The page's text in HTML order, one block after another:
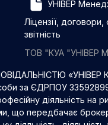
УНІВЕР
Ліцензії, договори,
звітність
ТОВ "КУА "УНІВЕР
«УНІВЕР
за ЄДРПОУ
діяльність на
що передбачає